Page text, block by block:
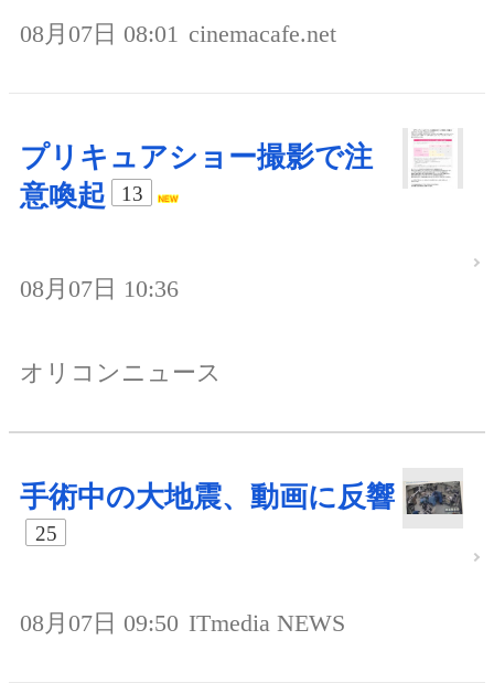
08月07日 08:01 cinemacafe.net
プリキュアショー撮影で注
意喚起
13
08月07日 10:36
オリコンニュース
手術中の大地震、動画に反響
25
08月07日 09:50 ITmedia NEWS